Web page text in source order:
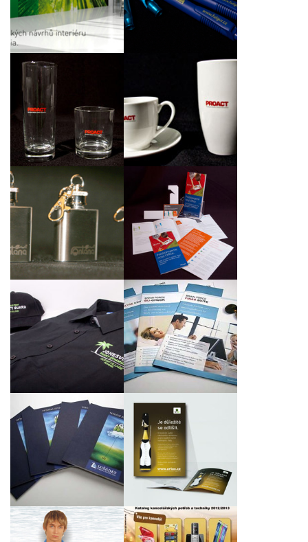
Microsoft Slovakia
modré barvě
Sklenice, sklenky,
panákovky
Nádobí pro společnost
Proact
Gravírované butylky na
přívěsku
Podpora prodeje
kancelářského balíku
Office 2013
Polokošile, košile a
kšiltovky Jonesville
Point Community,
Metalický tisk letáků
pro společnost Brain
Force
Výroční zpráva 2011
pro CVČ Lužánky
Katalog vín pro
mezinárodní výstavu
ve Slavkově u Brna